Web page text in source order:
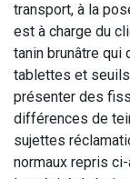
transport, à la
est à charge du
tanin brunâtre qui
tablettes et
présenter des
différences de
sujettes
normaux repris